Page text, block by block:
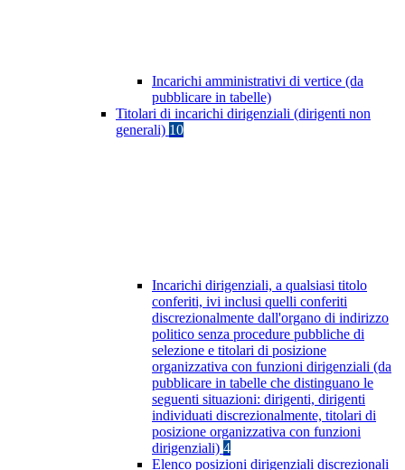
Incarichi amministrativi di vertice (da
pubblicare in tabelle)
Titolari di incarichi dirigenziali (dirigenti non
generali) 10
Incarichi dirigenziali, a qualsiasi titolo
conferiti, ivi inclusi quelli conferiti
discrezionalmente dall'organo di indirizzo
politico senza procedure pubbliche di
selezione e titolari di posizione
organizzativa con funzioni dirigenziali (da
pubblicare in tabelle che distinguano le
seguenti situazioni: dirigenti, dirigenti
individuati discrezionalmente, titolari di
posizione organizzativa con funzioni
dirigenziali) 4
Elenco posizioni dirigenziali discrezionali